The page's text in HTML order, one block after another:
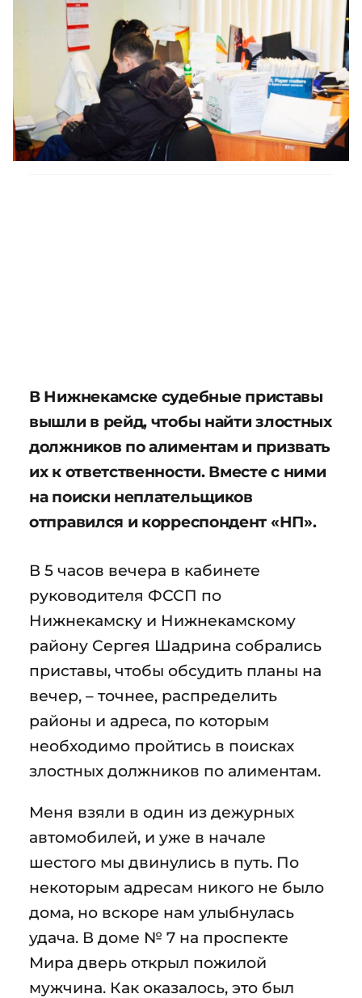
В Нижнекамске судебные приставы
вышли в рейд, чтобы найти злостных
должников по алиментам и призвать
их к ответственности. Вместе с ними
на поиски неплательщиков
отправился и корреспондент «НП».
В 5 часов вечера в кабинете
руководителя ФССП по
Нижнекамску и Нижнекамскому
району Сергея Шадрина собрались
приставы, чтобы обсудить планы на
вечер, – точнее, распределить
районы и адреса, по которым
необходимо пройтись в поисках
злостных должников по алиментам.
Меня взяли в один из дежурных
автомобилей, и уже в начале
шестого мы двинулись в путь. По
некоторым адресам никого не было
дома, но вскоре нам улыбнулась
удача. В доме № 7 на проспекте
Мира дверь открыл пожилой
мужчина. Как оказалось, это был